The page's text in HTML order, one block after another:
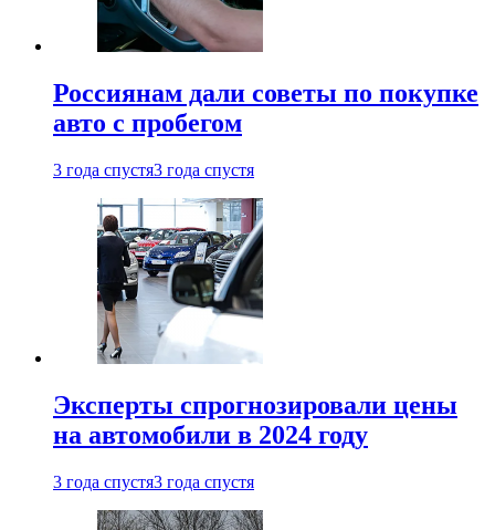
Россиянам дали советы по покупке
авто с пробегом
3 года спустя3 года спустя
Эксперты спрогнозировали цены
на автомобили в 2024 году
3 года спустя3 года спустя